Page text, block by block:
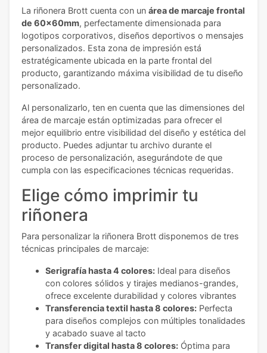
La riñonera Brott cuenta con un área de marcaje frontal
de 60x60mm, perfectamente dimensionada para
logotipos corporativos, diseños deportivos o mensajes
personalizados. Esta zona de impresión está
estratégicamente ubicada en la parte frontal del
producto, garantizando máxima visibilidad de tu diseño
personalizado.
Al personalizarlo, ten en cuenta que las dimensiones del
área de marcaje están optimizadas para ofrecer el
mejor equilibrio entre visibilidad del diseño y estética del
producto. Puedes adjuntar tu archivo durante el
proceso de personalización, asegurándote de que
cumpla con las especificaciones técnicas requeridas.
Elige cómo imprimir tu
riñonera
Para personalizar la riñonera Brott disponemos de tres
técnicas principales de marcaje:
Serigrafía hasta 4 colores: Ideal para diseños
con colores sólidos y tirajes medianos-grandes,
ofrece excelente durabilidad y colores vibrantes
Transferencia textil hasta 8 colores: Perfecta
para diseños complejos con múltiples tonalidades
y acabado suave al tacto
Transfer digital hasta 8 colores: Óptima para